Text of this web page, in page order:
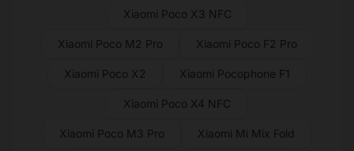
Xiaomi Poco X3 NFC
Xiaomi Poco M2 Pro Xiaomi Poco F2 Pro
Xiaomi Poco X2 Xiaomi Pocophone F1
Xiaomi Poco X4 NFC
Xiaomi Poco M3 Pro Xiaomi Mi Mix Fold